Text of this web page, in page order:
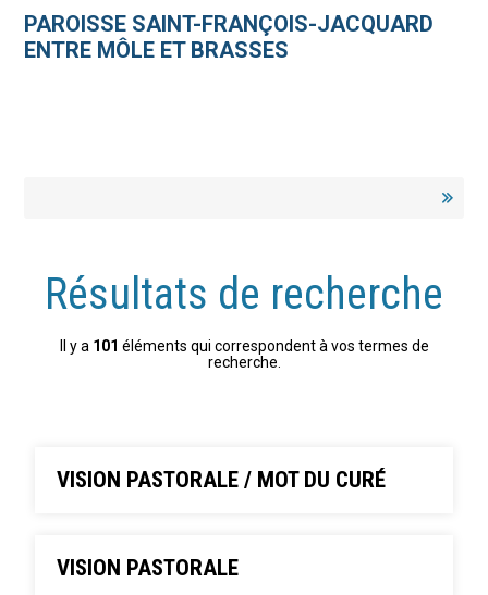
contenu.
personnelsPAROISSE SAINT-FRANÇOIS-JACQUARD
ENTRE MÔLE ET BRASSES
Résultats de recherche
Il y a 101 éléments qui correspondent à vos termes de
recherche.
VISION PASTORALE / MOT DU CURÉ
VISION PASTORALE